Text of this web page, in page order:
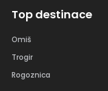
Top destinace
Omiš
Trogir
Rogoznica